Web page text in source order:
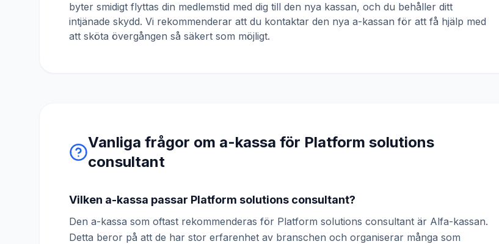
byter smidigt flyttas din medlemstid med dig till den nya kassan, och du behåller ditt
intjänade skydd. Vi rekommenderar att du kontaktar den nya a-kassan för att få hjälp med
att sköta övergången så säkert som möjligt.
Vanliga frågor om a-kassa för Platform solutions
consultant
Vilken a-kassa passar Platform solutions consultant?
Den a-kassa som oftast rekommenderas för Platform solutions consultant är Alfa-kassan.
Detta beror på att de har stor erfarenhet av branschen och organiserar många som